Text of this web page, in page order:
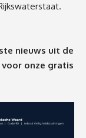
nieuws uit de
voor onze gratis